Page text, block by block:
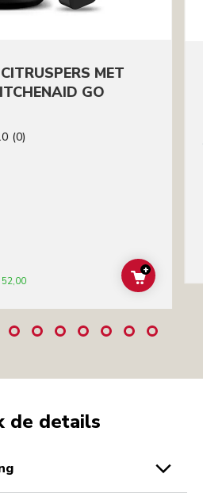
MET
GO
(0)
ADD TO
+
de details